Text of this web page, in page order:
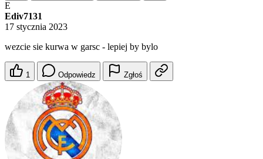
E
Ediv7131
17 stycznia 2023
wezcie sie kurwa w garsc - lepiej by bylo
1 Odpowiedz Zgłoś